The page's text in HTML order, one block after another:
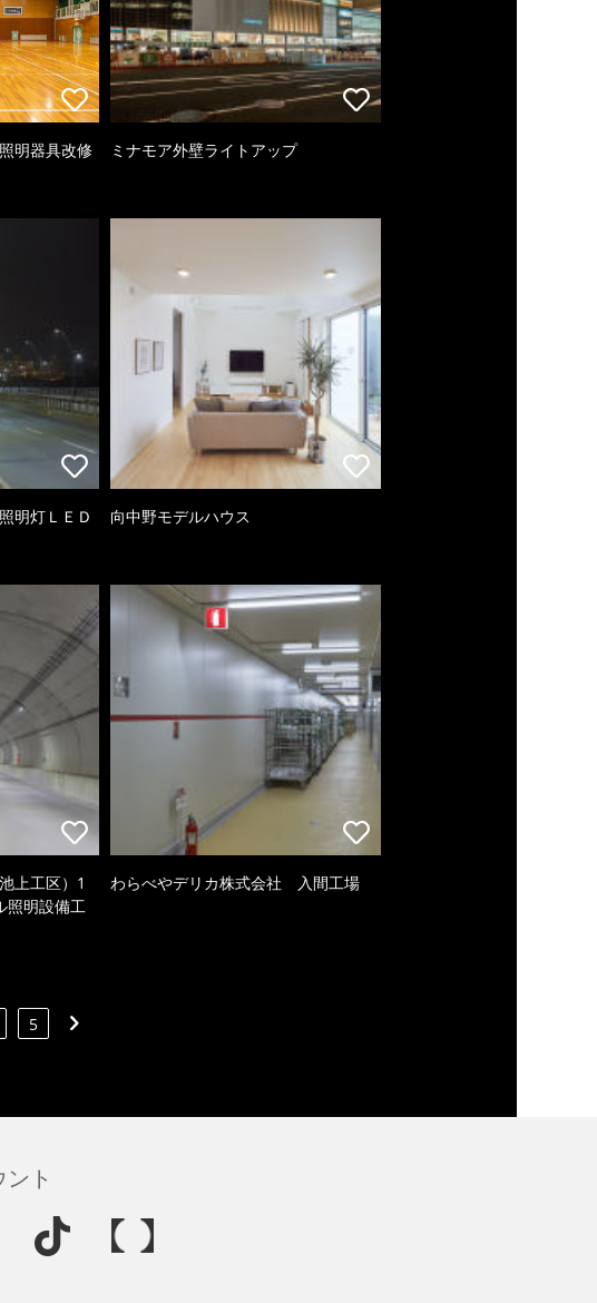
明器具改修
ミナモア外壁ライトアップ
明灯ＬＥＤ
向中野モデルハウス
上工区）1
照明設備工
わらべやデリカ株式会社 入間工場
5
ト